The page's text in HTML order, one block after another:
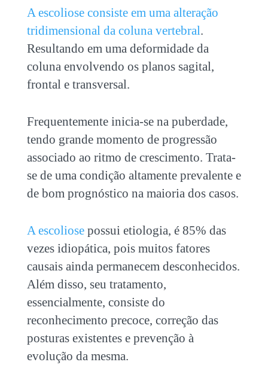
A escoliose consiste em uma alteração
tridimensional da coluna vertebral.
Resultando em uma deformidade da
coluna envolvendo os planos sagital,
frontal e transversal.
Frequentemente inicia-se na puberdade,
tendo grande momento de progressão
associado ao ritmo de crescimento. Trata-
se de uma condição altamente prevalente e
de bom prognóstico na maioria dos casos.
A escoliosepossui etiologia, é 85% das
vezes idiopática, pois muitos fatores
causais ainda permanecem desconhecidos.
Além disso, seu tratamento,
essencialmente, consiste do
reconhecimento precoce, correção das
posturas existentes e prevenção à
evolução da mesma.